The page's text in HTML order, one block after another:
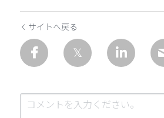
サイトへ戻る